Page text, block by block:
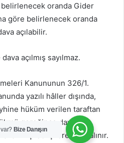
oranda Gider
göre belirlenecek oranda
açılabilir.
açılmış sayılmaz.
Kanununun 326/1.
yazılı hâller dışında,
hüküm verilen taraftan
gereğince davanın
ise işverenden alınır.
var? Bize Danışın